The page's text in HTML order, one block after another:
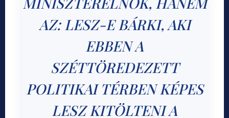
AZ: LESZ-E BÁRKI, AKI
EBBEN A
SZÉTTÖREDEZETT
POLITIKAI TÉRBEN KÉPES
LESZ KITÖLTENI A